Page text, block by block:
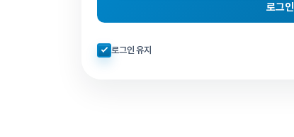
로그인
자동로그인 체크
로그인 유지